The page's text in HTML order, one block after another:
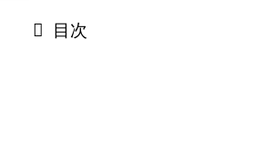
目次